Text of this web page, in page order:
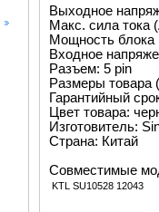
Выходное
Макс. сила тока
Мощность блока
Входное
Разъем: 5 pin
Размеры товара
Гарантийный
Цвет товара:
Изготовитель:
Страна: Китай
Совместимые
KTL SU10528 12043